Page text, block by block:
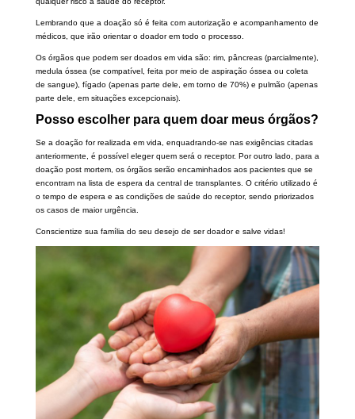
Lembrando que a doação só é feita com autorização e acompanhamento de
médicos, que irão orientar o doador em todo o processo.
Os órgãos que podem ser doados em vida são: rim, pâncreas (parcialmente),
medula óssea (se compatível, feita por meio de aspiração óssea ou coleta
de sangue), fígado (apenas parte dele, em torno de 70%) e pulmão (apenas
parte dele, em situações excepcionais).
Posso escolher para quem doar meus órgãos?
Se a doação for realizada em vida, enquadrando-se nas exigências citadas
anteriormente, é possível eleger quem será o receptor. Por outro lado, para a
doação post mortem, os órgãos serão encaminhados aos pacientes que se
encontram na lista de espera da central de transplantes. O critério utilizado é
o tempo de espera e as condições de saúde do receptor, sendo priorizados
os casos de maior urgência.
Conscientize sua família do seu desejo de ser doador e salve vidas!